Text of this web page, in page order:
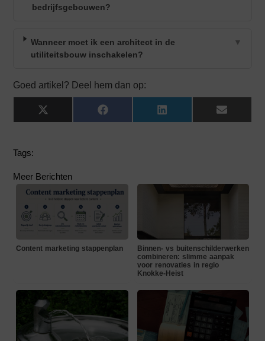
bedrijfsgebouwen?
Wanneer moet ik een architect in de
utiliteitsbouw inschakelen?
▼
Goed artikel? Deel hem dan op:
X
(Twitter)
Facebook LinkedIn Email
Tags:
Meer Berichten
Content marketing stappenplan
Binnen- vs buitenschilderwerken
combineren: slimme aanpak
voor renovaties in regio
Knokke-Heist